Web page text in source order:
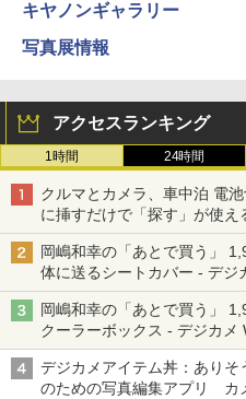
キヤノンギャラリー
写真展情報
アクセスランキング
1時間 24時間
クルマとカメラ、車中泊 電
に挿すだけで「探す」が使
岡嶋和幸の「あとで買う」
体に送るシートカバー - デジ
岡嶋和幸の「あとで買う」
クーラーボックス - デジカメ
デジカメアイテム丼：ありそ
のための写真編集アプリ カ